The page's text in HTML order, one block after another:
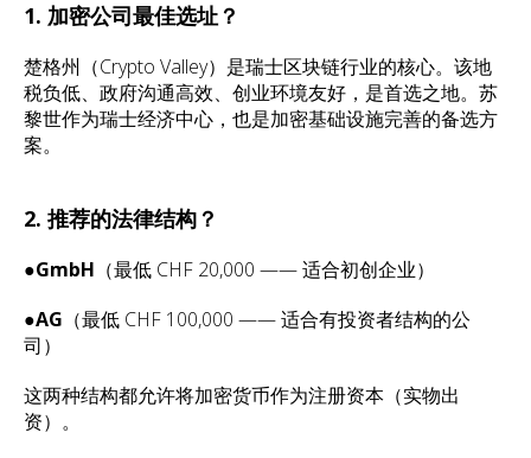
1. 加密公司最佳选址？
楚格州（Crypto Valley）是瑞士区块链行业的核心。该地
税负低、政府沟通高效、创业环境友好，是首选之地。苏
黎世作为瑞士经济中心，也是加密基础设施完善的备选方
案。
2. 推荐的法律结构？
●GmbH （最低 CHF 20,000 —— 适合初创企业）
●AG （最低 CHF 100,000 —— 适合有投资者结构的公
司）
这两种结构都允许将加密货币作为注册资本（实物出
资）。